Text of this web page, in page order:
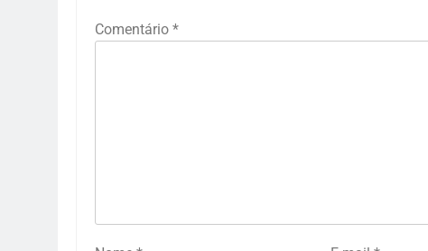
Comentário *